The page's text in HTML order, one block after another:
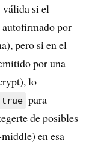
válida si el
por
pero si en el
por una
lo
true para
de posibles
en esa